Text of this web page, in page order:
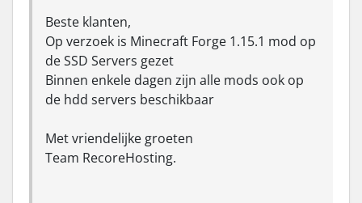
Beste klanten,
Op verzoek is Minecraft Forge 1.15.1 mod op
de SSD Servers gezet
Binnen enkele dagen zijn alle mods ook op
de hdd servers beschikbaar
Met vriendelijke groeten
Team RecoreHosting.